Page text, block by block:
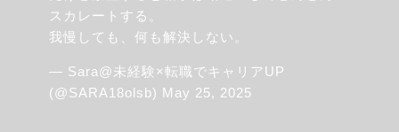
スカレートする。
我慢しても、何も解決しない。
— Sara@未経験×転職でキャリアUP
(@SARA18olsb) May 25, 2025